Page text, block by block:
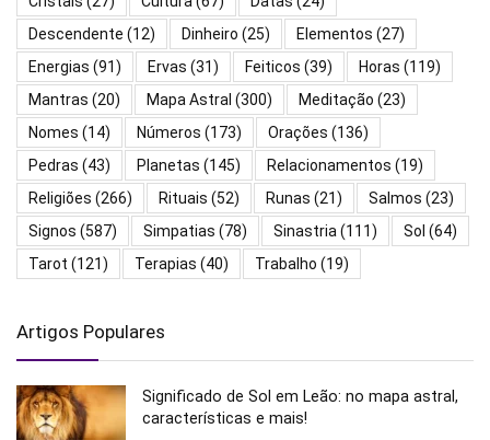
Descendente (12) Dinheiro (25) Elementos (27)
Energias (91) Ervas (31) Feiticos (39) Horas (119)
Mantras (20) Mapa Astral (300) Meditação (23)
Nomes (14) Números (173) Orações (136)
Pedras (43) Planetas (145) Relacionamentos (19)
Religiões (266) Rituais (52) Runas (21) Salmos (23)
Signos (587) Simpatias (78) Sinastria (111) Sol (64)
Tarot (121) Terapias (40) Trabalho (19)
Artigos Populares
Significado de Sol em Leão: no mapa astral,
características e mais!